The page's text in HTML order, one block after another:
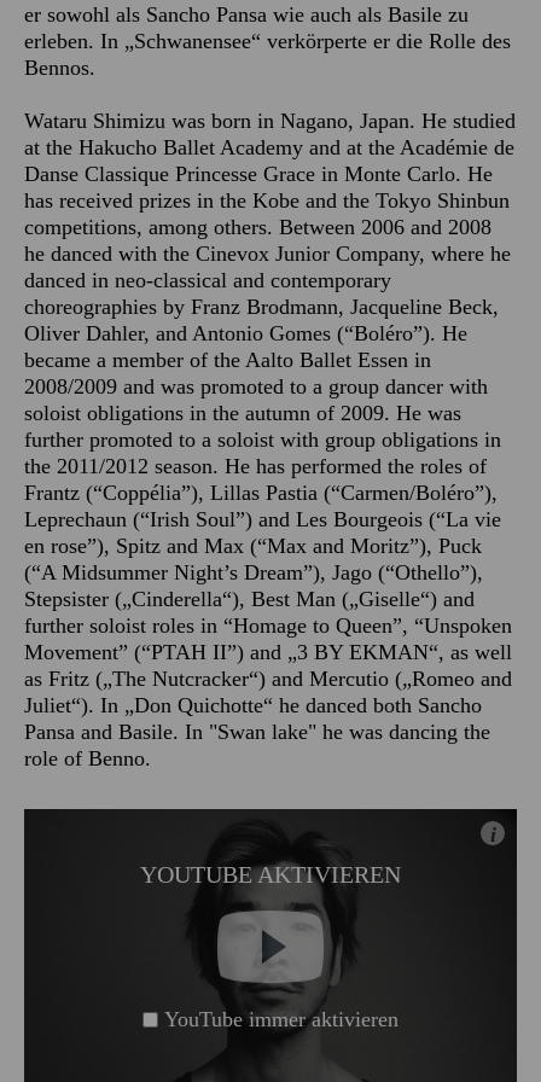
er sowohl als Sancho Pansa wie auch als Basile zu
erleben. In „Schwanensee“ verkörperte er die Rolle des
Bennos.
Wataru Shimizu was born in Nagano, Japan. He studied
at the Hakucho Ballet Academy and at the Académie de
Danse Classique Princesse Grace in Monte Carlo. He
has received prizes in the Kobe and the Tokyo Shinbun
competitions, among others. Between 2006 and 2008
he danced with the Cinevox Junior Company, where he
danced in neo-classical and contemporary
choreographies by Franz Brodmann, Jacqueline Beck,
Oliver Dahler, and Antonio Gomes (“Boléro”). He
became a member of the Aalto Ballet Essen in
2008/2009 and was promoted to a group dancer with
soloist obligations in the autumn of 2009. He was
further promoted to a soloist with group obligations in
the 2011/2012 season. He has performed the roles of
Frantz (“Coppélia”), Lillas Pastia (“Carmen/Boléro”),
Leprechaun (“Irish Soul”) and Les Bourgeois (“La vie
en rose”), Spitz and Max (“Max and Moritz”), Puck
(“A Midsummer Night’s Dream”), Jago (“Othello”),
Stepsister („Cinderella“), Best Man („Giselle“) and
further soloist roles in “Homage to Queen”, “Unspoken
Movement” (“PTAH II”) and „3 BY EKMAN“, as well
as Fritz („The Nutcracker“) and Mercutio („Romeo and
Juliet“). In „Don Quichotte“ he danced both Sancho
Pansa and Basile. In "Swan lake" he was dancing the
role of Benno.
YOUTUBE AKTIVIEREN
i
YouTube immer aktivieren